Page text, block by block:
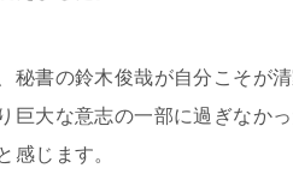
秘書の鈴木俊哉が自分こそが
巨大な意志の一部に過ぎなか
感じます。